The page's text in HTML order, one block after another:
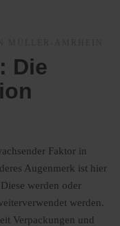
Die
Faktor in
Augenmerk ist hier
werden oder
werden.
Verpackungen und